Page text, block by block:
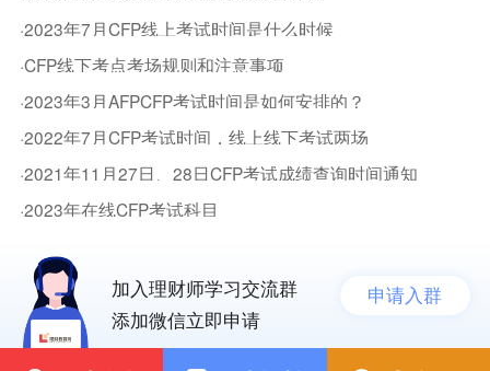
·2023年7月CFP线上考试时间是什么时候
·CFP线下考点考场规则和注意事项
·2023年3月AFPCFP考试时间是如何安排的？
·2022年7月CFP考试时间，线上线下考试两场
·2021年11月27日、28日CFP考试成绩查询时间通知
·2023年在线CFP考试科目
加入理财师学习交流群
添加微信立即申请
申请入群